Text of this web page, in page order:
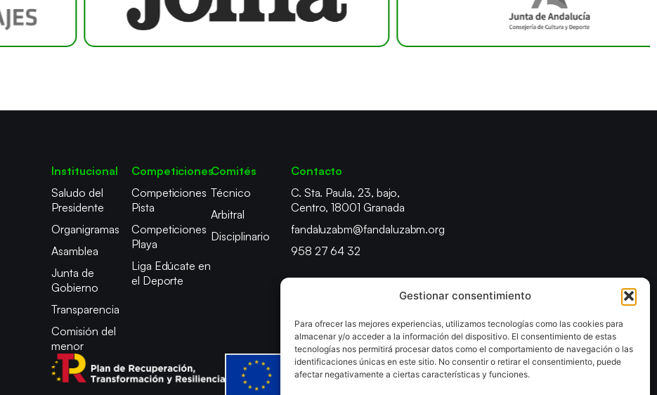
Gestionar consentimiento
Para ofrecer las mejores experiencias, utilizamos tecnologías como las cookies para
almacenar y/o acceder a la información del dispositivo. El consentimiento de estas
tecnologías nos permitirá procesar datos como el comportamiento de navegación o las
identificaciones únicas en este sitio. No consentir o retirar el consentimiento, puede
afectar negativamente a ciertas características y funciones.
Institucional
Saludo del
Presidente
Organigramas
Asamblea
Junta de
Gobierno
Transparencia
Comisión del
menor
Competiciones
Competiciones
Pista
Competiciones
Playa
Liga Edúcate en
el Deporte
Comités
Técnico
Arbitral
Disciplinario
Contacto
C. Sta. Paula, 23, bajo,
Centro, 18001 Granada
fandaluzabm@fandaluzabm.org
958 27 64 32